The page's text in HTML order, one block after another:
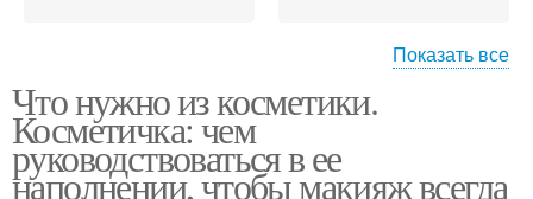
Основа для макияжа Косметика для бровей
Показать все
Что нужно из косметики.
Косметичка: чем
руководствоваться в ее
наполнении, чтобы макияж всегда